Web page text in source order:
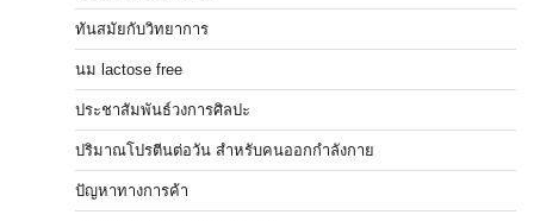
ทันสมัยกับวิทยาการ
นม lactose free
ประชาสัมพันธ์วงการศิลปะ
ปริมาณโปรตีนต่อวัน สำหรับคนออกกำลังกาย
ปัญหาทางการค้า